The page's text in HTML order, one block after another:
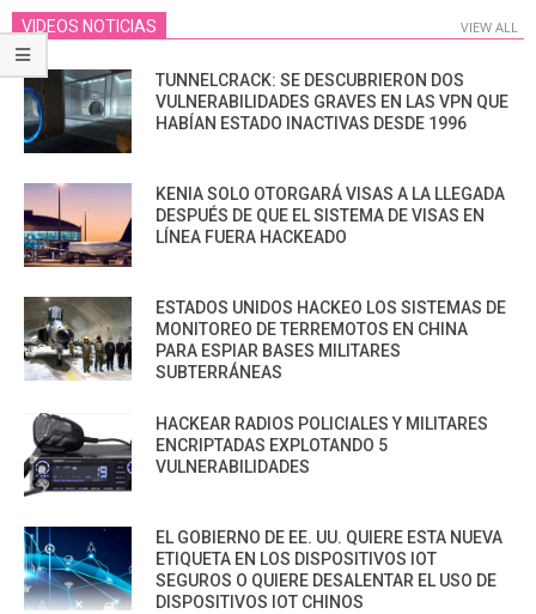
VIDEOS NOTICIAS VIEW ALL
TUNNELCRACK: SE DESCUBRIERON DOS
VULNERABILIDADES GRAVES EN LAS VPN QUE
HABÍAN ESTADO INACTIVAS DESDE 1996
KENIA SOLO OTORGARÁ VISAS A LA LLEGADA
DESPUÉS DE QUE EL SISTEMA DE VISAS EN
LÍNEA FUERA HACKEADO
ESTADOS UNIDOS HACKEO LOS SISTEMAS DE
MONITOREO DE TERREMOTOS EN CHINA
PARA ESPIAR BASES MILITARES
SUBTERRÁNEAS
HACKEAR RADIOS POLICIALES Y MILITARES
ENCRIPTADAS EXPLOTANDO 5
VULNERABILIDADES
EL GOBIERNO DE EE. UU. QUIERE ESTA NUEVA
ETIQUETA EN LOS DISPOSITIVOS IOT
SEGUROS O QUIERE DESALENTAR EL USO DE
DISPOSITIVOS IOT CHINOS